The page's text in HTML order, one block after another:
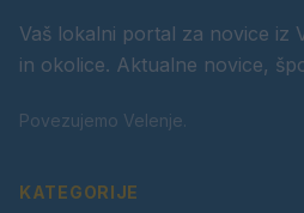
Vaš lokalni portal za novice iz
in okolice. Aktualne novice,
Povezujemo Velenje.
KATEGORIJE